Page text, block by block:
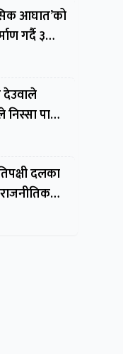
आघात’को
गर्दै ३
देउवाले
पायो,
दलका